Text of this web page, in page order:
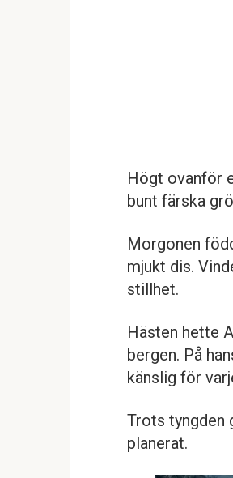
Högt ovanför
bunt färska
Morgonen
mjukt dis.
stillhet.
Hästen hette
bergen. På
känslig för
Trots tyngden
planerat.